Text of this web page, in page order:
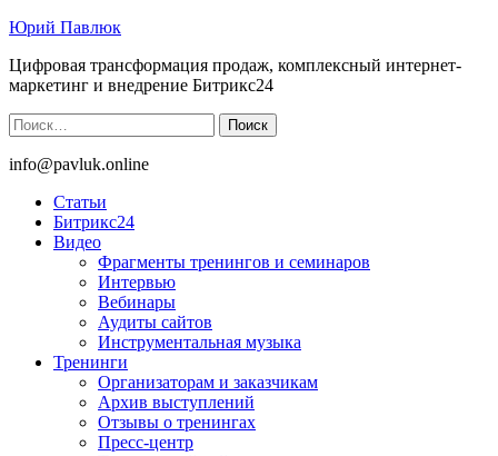
Юрий Павлюк
Цифровая трансформация продаж, комплексный интернет-
маркетинг и внедрение Битрикс24
Найти:
info@pavluk.online
Статьи
Битрикс24
Видео
Фрагменты тренингов и семинаров
Интервью
Вебинары
Аудиты сайтов
Инструментальная музыка
Тренинги
Организаторам и заказчикам
Архив выступлений
Отзывы о тренингах
Пресс-центр